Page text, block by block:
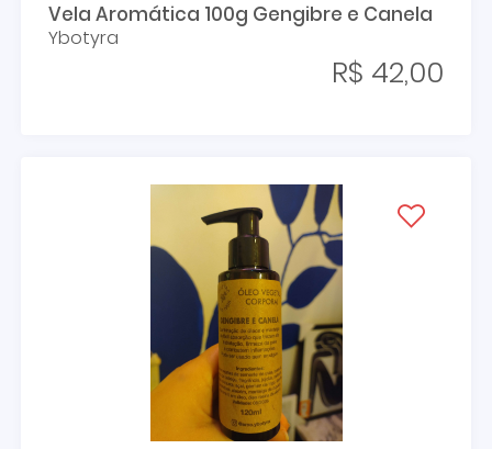
Vela Aromática 100g Gengibre e Canela
Ybotyra
R$ 42,00